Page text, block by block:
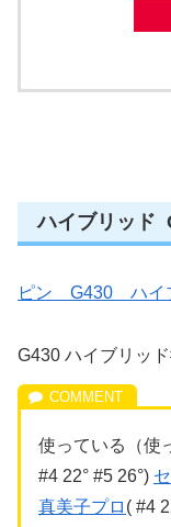
ハイブリッド
ピン G430 ハイ
G430 ハイブリッ
使っている（使
#4 22° #5 26°)
真美子プロ ( #4